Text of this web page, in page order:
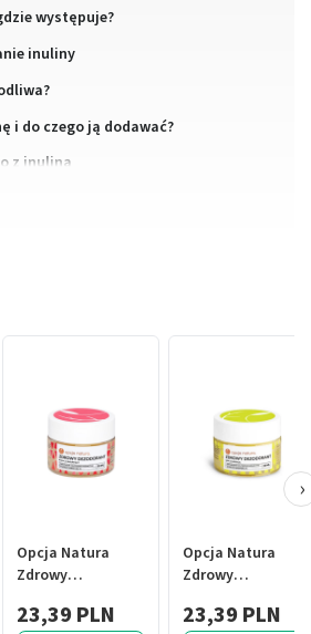
występuje?
inuliny
i do czego ją dodawać?
z inuliną
Opcja Natura
Zdrowy
pinia&grejpfrut,
23,39 PLN
Opcja Natura
Zdrowy
len&paczula, 50
23,39 PLN
›